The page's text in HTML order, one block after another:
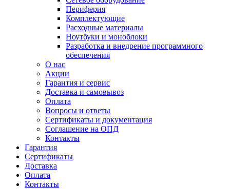
Периферия
Комплектующие
Расходные материалы
Ноутбуки и моноблоки
Разработка и внедрение программного
обеспечения
О нас
Акции
Гарантия и сервис
Доставка и самовывоз
Оплата
Вопросы и ответы
Сертификаты и документация
Соглашение на ОПД
Контакты
Гарантия
Сертификаты
Доставка
Оплата
Контакты